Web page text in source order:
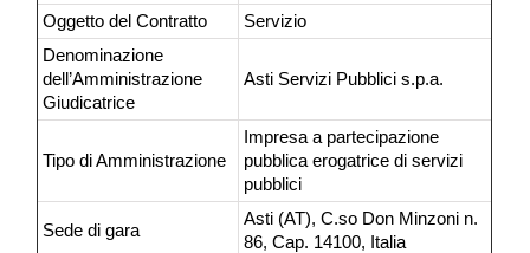
Oggetto del Contratto
Servizio
Denominazione
dell’Amministrazione
Giudicatrice
Asti Servizi Pubblici s.p.a.
Tipo di Amministrazione
Impresa a partecipazione
pubblica erogatrice di servizi
pubblici
Sede di gara
Asti (AT), C.so Don Minzoni n.
86, Cap. 14100, Italia